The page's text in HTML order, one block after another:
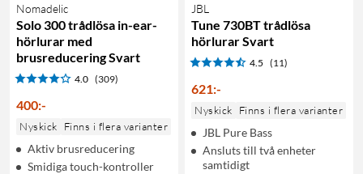
Nomadelic
Solo 300 trådlösa in-ear-
hörlurar med
brusreducering Svart
4.0 (309)
400:-
Nyskick Finns i flera varianter
Aktiv brusreducering
Smidiga touch-kontroller
JBL
Tune 730BT trådlösa
hörlurar Svart
4.5 (11)
621:-
Nyskick Finns i flera varianter
JBL Pure Bass
Ansluts till två enheter
samtidigt